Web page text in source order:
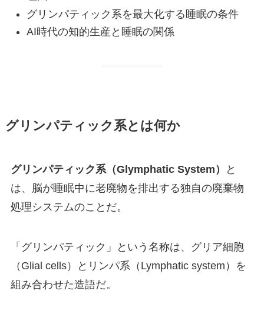
グリンパティック系を最大化する睡眠の条件
AI時代の知的生産と睡眠の関係
グリンパティック系とは何か
グリンパティック系（Glymphatic System）
と
は、脳が睡眠中に老廃物を排出する独自の廃棄物
処理システムのことだ。
「グリンパティック」という名称は、グリア細胞
（Glial cells）とリンパ系（Lymphatic system）を
組み合わせた造語だ。